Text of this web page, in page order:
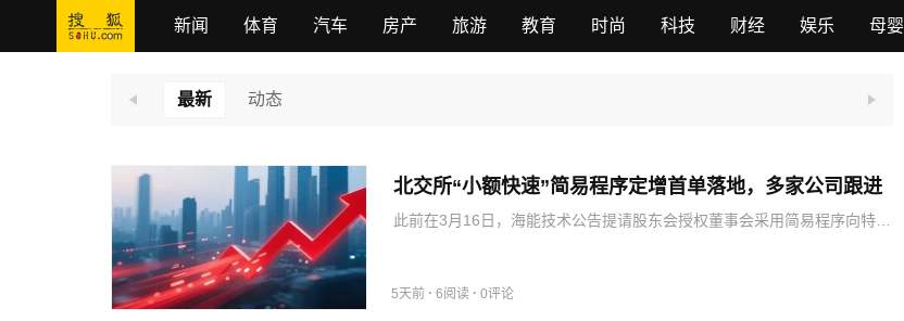
新闻 体育 汽车 房产 旅游 教育 时尚 科技 财经 娱乐 母婴
最新 动态
北交所“小额快速”简易程序定增首单落地，多家公司跟进
此前在3月16日，海能技术公告提请股东会授权董事会采用简易程序向特定
将全部用于“…
5天前 · 6阅读 · 0评论